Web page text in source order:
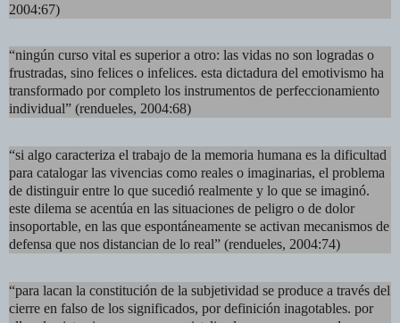
2004:67)
“ningún curso vital es superior a otro: las vidas no son logradas o
frustradas, sino felices o infelices. esta dictadura del emotivismo ha
transformado por completo los instrumentos de perfeccionamiento
individual” (rendueles, 2004:68)
“si algo caracteriza el trabajo de la memoria humana es la dificultad
para catalogar las vivencias como reales o imaginarias, el problema
de distinguir entre lo que sucedió realmente y lo que se imaginó.
este dilema se acentúa en las situaciones de peligro o de dolor
insoportable, en las que espontáneamente se activan mecanismos de
defensa que nos distancian de lo real” (rendueles, 2004:74)
“para lacan la constitución de la subjetividad se produce a través del
cierre en falso de los significados, por definición inagotables. por